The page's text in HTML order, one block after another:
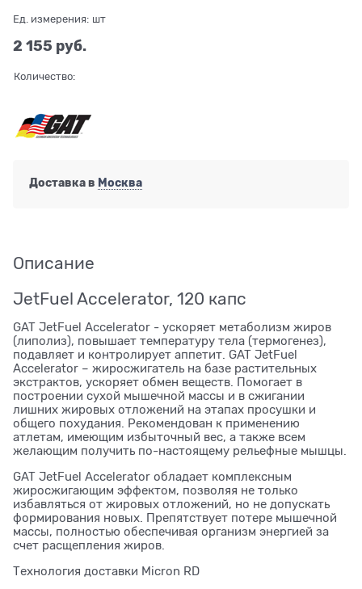
Ед. измерения: шт
2 155 руб.
Количество:
Доставка в Москва
Описание
JetFuel Accelerator, 120 капс
GAT JetFuel Accelerator - ускоряет метаболизм жиров
(липолиз), повышает температуру тела (термогенез),
подавляет и контролирует аппетит. GAT JetFuel
Accelerator – жиросжигатель на базе растительных
экстрактов, ускоряет обмен веществ. Помогает в
построении сухой мышечной массы и в сжигании
лишних жировых отложений на этапах просушки и
общего похудания. Рекомендован к применению
атлетам, имеющим избыточный вес, а также всем
желающим получить по-настоящему рельефные мышцы.
GAT JetFuel Accelerator обладает комплексным
жиросжигающим эффектом, позволяя не только
избавляться от жировых отложений, но не допускать
формирования новых. Препятствует потере мышечной
массы, полностью обеспечивая организм энергией за
счет расщепления жиров.
Технология доставки Micron RD